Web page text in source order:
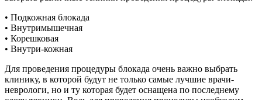
• Подкожная блокада
• Внутримышечная
• Корешковая
• Внутри-кожная
Для проведения процедуры блокада очень важно выбрать
клинику, в которой будут не только самые лучшие врачи-
неврологи, но и ту которая будет оснащена по последнему